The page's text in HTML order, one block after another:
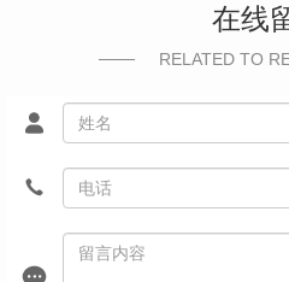
在线
RELATED TO